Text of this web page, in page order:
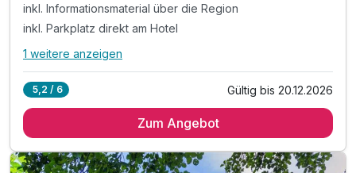
inkl. Informationsmaterial über die Region
inkl. Parkplatz direkt am Hotel
Alle Inklusivleistungen
2 x Spreewälder Schlemmerfrühstück
inkl. Parkplatz direkt am Hotel
1 weitere anzeigen
5,2 / 6 Gültig bis 20.12.2026
Zum Angebot